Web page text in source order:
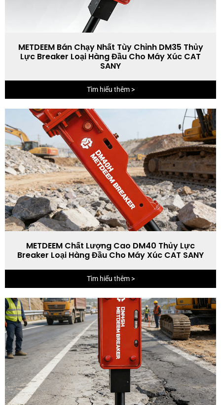
METDEEM Bán Chạy Nhất Tùy Chỉnh DM35 Thủy
Lực Breaker Loại Hàng Đầu Cho Máy Xúc CAT
SANY
Tìm hiểu thêm >
METDEEM Chất Lượng Cao DM40 Thủy Lực
Breaker Loại Hàng Đầu Cho Máy Xúc CAT SANY
Tìm hiểu thêm >